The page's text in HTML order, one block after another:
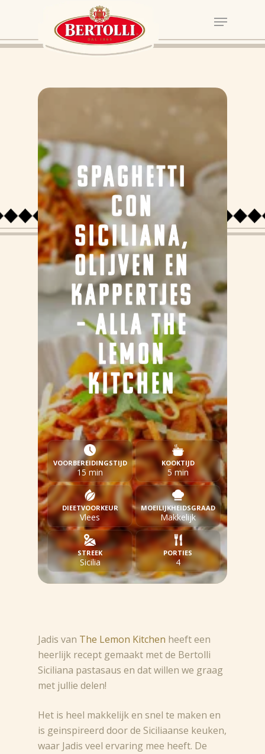
SPAGHETTI
CON
SICILIANA,
OLIJVEN EN
KAPPERTJES
– ALLA THE
LEMON
KITCHEN
VOORBEREIDINGSTIJD
15 min
KOOKTIJD
5 min
DIEETVOORKEUR
Vlees
MOEILIJKHEIDSGRAAD
Makkelijk
STREEK
Sicilia
PORTIES
4
Jadis van The Lemon Kitchen heeft een
heerlijk recept gemaakt met de Bertolli
Siciliana pastasaus en dat willen we graag
met jullie delen!
Het is heel makkelijk en snel te maken en
is geinspireerd door de Siciliaanse keuken,
waar Jadis veel ervaring mee heeft. De